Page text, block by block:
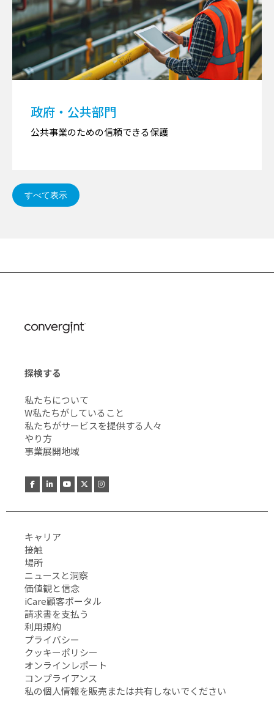
政府・公共部門
公共事業のための信頼できる保護
すべて表示
探検する
私たちについて
W私たちがしていること
私たちがサービスを提供する人々
やり方
事業展開地域
キャリア
接触
場所
ニュースと洞察
価値観と信念
iCare顧客ポータル
請求書を支払う
利用規約
プライバシー
クッキーポリシー
オンラインレポート
コンプライアンス
私の個人情報を販売または共有しないでください